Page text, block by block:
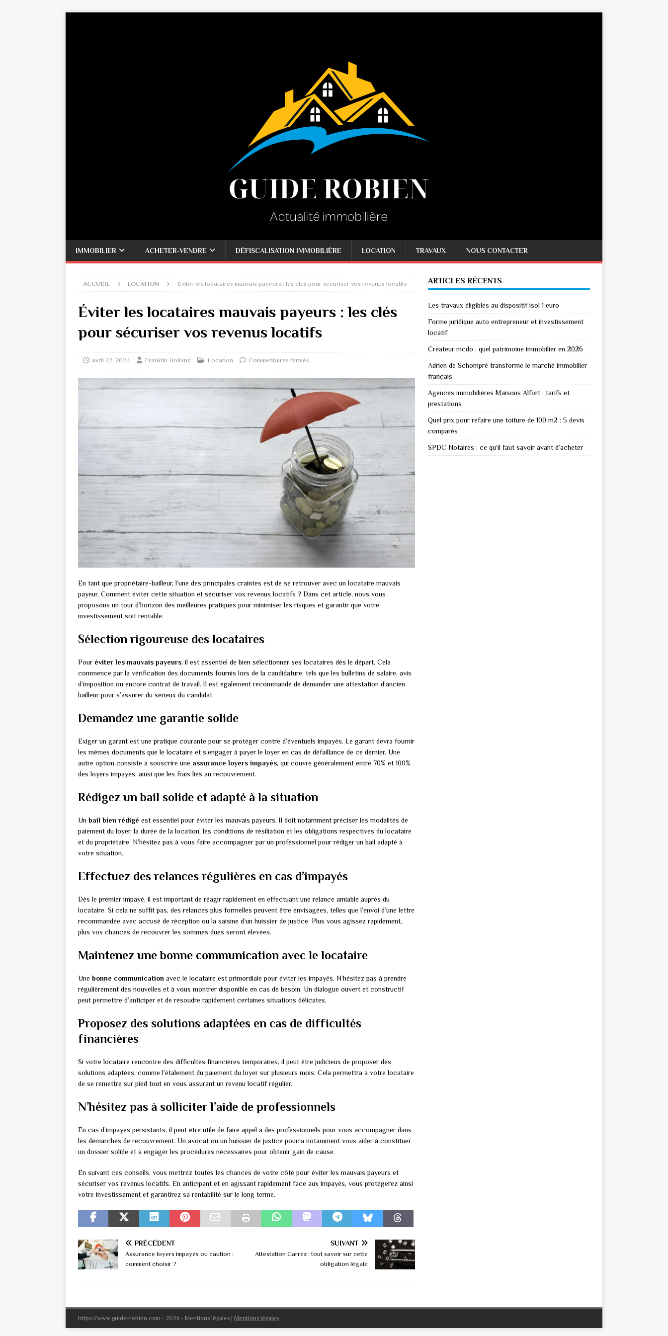
IMMOBILIER ACHETER-VENDRE DÉFISCALISATION IMMOBILIÈRE LOCATION TRAVAUX NOUS CONTACTER
ACCUEIL LOCATION Éviter les locataires mauvais payeurs : les clés pour sécuriser vos revenus locatifs
Éviter les locataires mauvais payeurs : les clés
pour sécuriser vos revenus locatifs
avril 22, 2024 Franklin Holland Location Commentaires fermés
En tant que propriétaire-bailleur, l’une des principales craintes est de se retrouver avec un locataire mauvais
payeur. Comment éviter cette situation et sécuriser vos revenus locatifs ? Dans cet article, nous vous
proposons un tour d’horizon des meilleures pratiques pour minimiser les risques et garantir que votre
investissement soit rentable.
Sélection rigoureuse des locataires
Pour éviter les mauvais payeurs, il est essentiel de bien sélectionner ses locataires dès le départ. Cela
commence par la vérification des documents fournis lors de la candidature, tels que les bulletins de salaire, avis
d’imposition ou encore contrat de travail. Il est également recommandé de demander une attestation d’ancien
bailleur pour s’assurer du sérieux du candidat.
Demandez une garantie solide
Exiger un garant est une pratique courante pour se protéger contre d’éventuels impayés. Le garant devra fournir
les mêmes documents que le locataire et s’engager à payer le loyer en cas de défaillance de ce dernier. Une
autre option consiste à souscrire une assurance loyers impayés, qui couvre généralement entre 70% et 100%
des loyers impayés, ainsi que les frais liés au recouvrement.
Rédigez un bail solide et adapté à la situation
Unbail bien rédigé est essentiel pour éviter les mauvais payeurs. Il doit notamment préciser les modalités de
paiement du loyer, la durée de la location, les conditions de résiliation et les obligations respectives du locataire
et du propriétaire. N’hésitez pas à vous faire accompagner par un professionnel pour rédiger un bail adapté à
votre situation.
Effectuez des relances régulières en cas d’impayés
Dès le premier impayé, il est important de réagir rapidement en effectuant une relance amiable auprès du
locataire. Si cela ne suffit pas, des relances plus formelles peuvent être envisagées, telles que l’envoi d’une lettre
recommandée avec accusé de réception ou la saisine d’un huissier de justice. Plus vous agissez rapidement,
plus vos chances de recouvrer les sommes dues seront élevées.
Maintenez une bonne communication avec le locataire
Unebonne communication avec le locataire est primordiale pour éviter les impayés. N’hésitez pas à prendre
régulièrement des nouvelles et à vous montrer disponible en cas de besoin. Un dialogue ouvert et constructif
peut permettre d’anticiper et de résoudre rapidement certaines situations délicates.
Proposez des solutions adaptées en cas de difficultés
financières
Si votre locataire rencontre des difficultés financières temporaires, il peut être judicieux de proposer des
solutions adaptées, comme l’étalement du paiement du loyer sur plusieurs mois. Cela permettra à votre locataire
de se remettre sur pied tout en vous assurant un revenu locatif régulier.
N’hésitez pas à solliciter l’aide de professionnels
En cas d’impayés persistants, il peut être utile de faire appel à des professionnels pour vous accompagner dans
les démarches de recouvrement. Un avocat ou un huissier de justice pourra notamment vous aider à constituer
un dossier solide et à engager les procédures nécessaires pour obtenir gain de cause.
En suivant ces conseils, vous mettrez toutes les chances de votre côté pour éviter les mauvais payeurs et
sécuriser vos revenus locatifs. En anticipant et en agissant rapidement face aux impayés, vous protégerez ainsi
votre investissement et garantirez sa rentabilité sur le long terme.
PRÉCÉDENT
Assurance loyers impayés ou caution :
comment choisir ?
SUIVANT
Attestation Carrez : tout savoir sur cette
obligation légale
ARTICLES RÉCENTS
Les travaux éligibles au dispositif isol 1 euro
Forme juridique auto entrepreneur et investissement
locatif
Createur mcdo : quel patrimoine immobilier en 2026
Adrien de Schompré transforme le marché immobilier
français
Agences immobilières Maisons Alfort : tarifs et
prestations
Quel prix pour refaire une toiture de 100 m2 : 5 devis
comparés
SPDC Notaires : ce qu’il faut savoir avant d’acheter
https://www.guide-robien.com - 2026 - Mentions légales | Mentions légales